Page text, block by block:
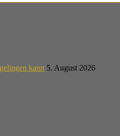
kann 5. August 2026